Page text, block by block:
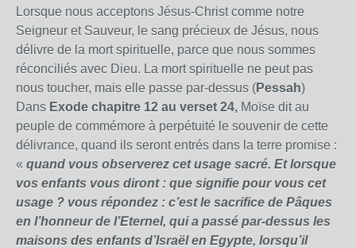
Lorsque nous acceptons Jésus-Christ comme notre
Seigneur et Sauveur, le sang précieux de Jésus, nous
délivre de la mort spirituelle, parce que nous sommes
réconciliés avec Dieu. La mort spirituelle ne peut pas
nous toucher, mais elle passe par-dessus (Pessah)
Dans Exode chapitre 12 au verset 24, Moïse dit au
peuple de commémore à perpétuité le souvenir de cette
délivrance, quand ils seront entrés dans la terre promise :
« quand vous observerez cet usage sacré. Et lorsque
vos enfants vous diront : que signifie pour vous cet
usage ? vous répondez : c’est le sacrifice de Pâques
en l’honneur de l’Eternel, qui a passé par-dessus les
maisons des enfants d’Israël en Egypte, lorsqu’il